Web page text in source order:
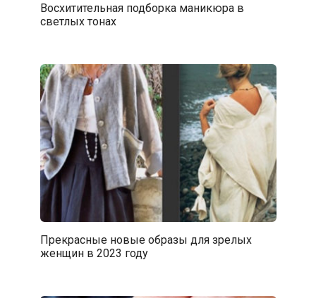
Восхитительная подборка маникюра в
светлых тонах
Прекрасные новые образы для зрелых
женщин в 2023 году